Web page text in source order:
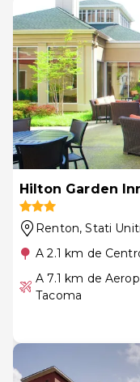
Hilton Garden
Renton, Stati Uniti
A 2.1 km de
A 7.1 km de
Tacoma